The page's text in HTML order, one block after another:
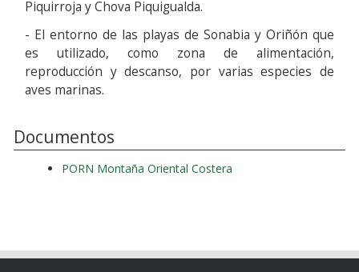
Piquirroja y Chova Piquigualda.
- El entorno de las playas de Sonabia y Oriñón que
es utilizado, como zona de alimentación,
reproducción y descanso, por varias especies de
aves marinas.
Documentos
PORN Montaña Oriental Costera